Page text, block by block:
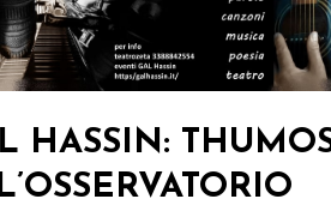
HASSIN: